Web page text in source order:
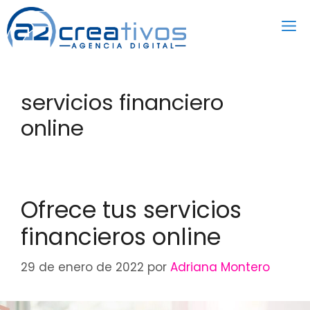
Saltar
al
contenido
servicios financiero
online
Ofrece tus servicios
financieros online
29 de enero de 2022 por Adriana Montero